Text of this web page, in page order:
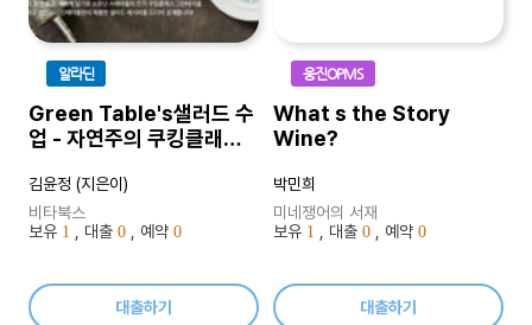
알라딘
Green Table's샐러드 수
업 - 자연주의 쿠킹클래스
피
김윤정 (지은이)
비타북스
보유 1 , 대출 0 , 예약 0
대출하기
웅진OPMS
What s the Story
Wine?
박민희
미네쟁어의 서재
보유 1 , 대출 0 , 예약 0
대출하기